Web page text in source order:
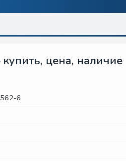
цена, наличие
6